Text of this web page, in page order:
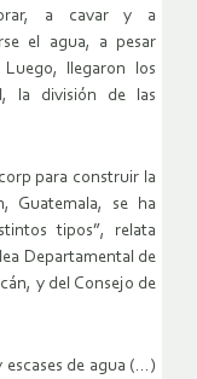
a cavar y a
el agua, a pesar
llegaron los
la división de las
para construir la
Guatemala, se ha
tipos”, relata
Departamental de
y del Consejo de
de agua (…)